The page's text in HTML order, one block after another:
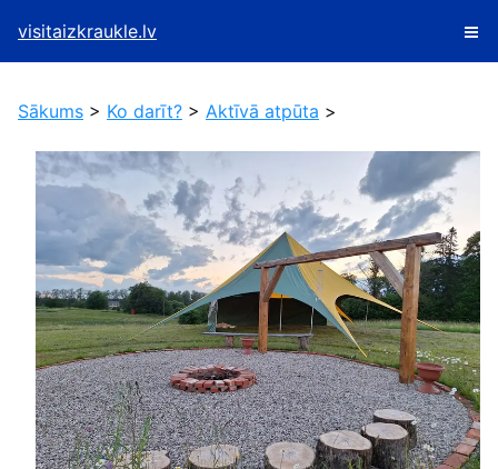
visitaizkraukle.lv
Sākums > Ko darīt? > Aktīvā atpūta >